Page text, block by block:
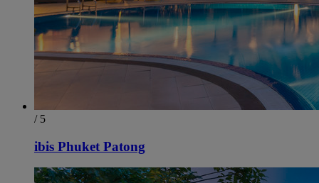
/ 5
ibis Phuket Patong